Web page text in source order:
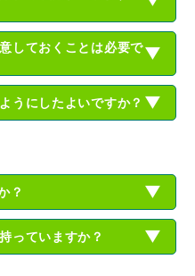
しておくことは必要で▼
うにしたよいですか？ ▼
？ ▼
っていますか？ ▼